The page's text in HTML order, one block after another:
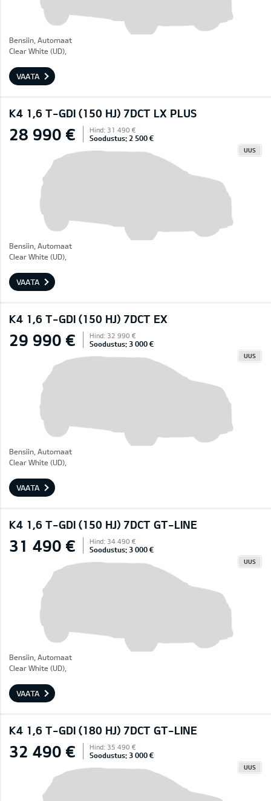
Bensiin, Automaat
Clear White (UD),
VAATA
K4 1,6 T-GDI (150 HJ) 7DCT LX PLUS
28 990 € Hind: 31 490 €
Soodustus: 2 500 €
UUS
Bensiin, Automaat
Clear White (UD),
VAATA
K4 1,6 T-GDI (150 HJ) 7DCT EX
29 990 € Hind: 32 990 €
Soodustus: 3 000 €
UUS
Bensiin, Automaat
Clear White (UD),
VAATA
K4 1,6 T-GDI (150 HJ) 7DCT GT-LINE
31 490 € Hind: 34 490 €
Soodustus: 3 000 €
UUS
Bensiin, Automaat
Clear White (UD),
VAATA
K4 1,6 T-GDI (180 HJ) 7DCT GT-LINE
32 490 € Hind: 35 490 €
Soodustus: 3 000 €
UUS